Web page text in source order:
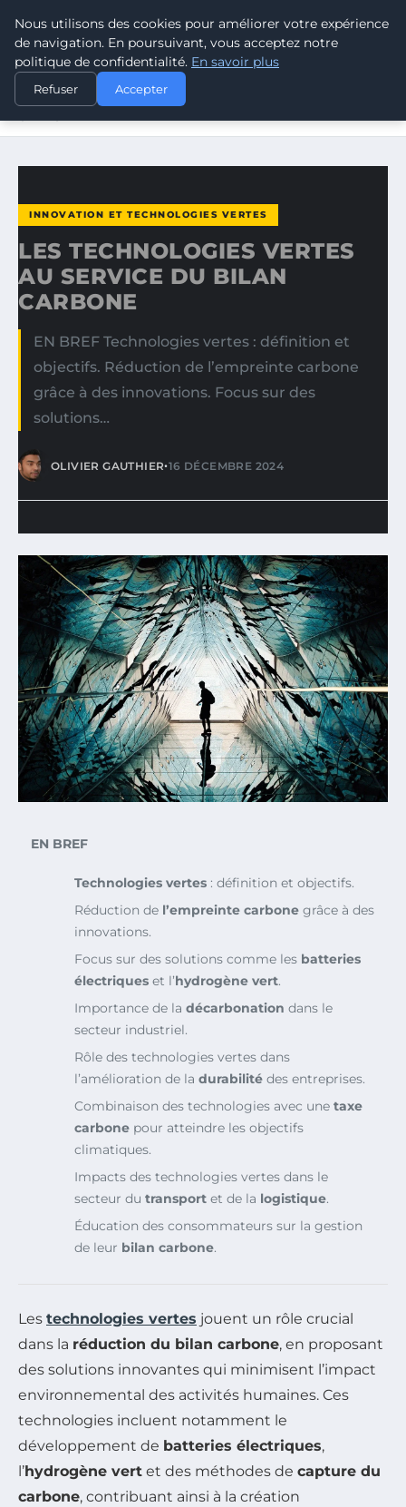
CLIMATE GUARDIAN
ACCUEIL
INNOVATION ET TECHNOLOGIES VERTES
LES TECHNOLOGIES VERTES AU SERVICE DU BILAN
INNOVATION ET TECHNOLOGIES VERTES
LES TECHNOLOGIES VERTES
AU SERVICE DU BILAN
CARBONE
EN BREF Technologies vertes : définition et
objectifs. Réduction de l’empreinte carbone
grâce à des innovations. Focus sur des
solutions…
OLIVIER GAUTHIER•16 DÉCEMBRE 2024
EN BREF
Technologies vertes : définition et objectifs.
Réduction de l’empreinte carbone grâce à des
innovations.
Focus sur des solutions comme les batteries
électriques et l’hydrogène vert.
Importance de la décarbonation dans le
secteur industriel.
Rôle des technologies vertes dans
l’amélioration de la durabilité des entreprises.
Combinaison des technologies avec une taxe
carbone pour atteindre les objectifs
climatiques.
Impacts des technologies vertes dans le
secteur du transport et de la logistique.
Éducation des consommateurs sur la gestion
de leur bilan carbone.
Les technologies vertes jouent un rôle crucial
dans la réduction du bilan carbone, en proposant
des solutions innovantes qui minimisent l’impact
environnemental des activités humaines. Ces
technologies incluent notamment le
développement de batteries électriques,
l’hydrogène vert et des méthodes de capture du
carbone, contribuant ainsi à la création
Nous utilisons des cookies pour améliorer votre expérience
de navigation. En poursuivant, vous acceptez notre
politique de confidentialité. En savoir plus
Refuser Accepter